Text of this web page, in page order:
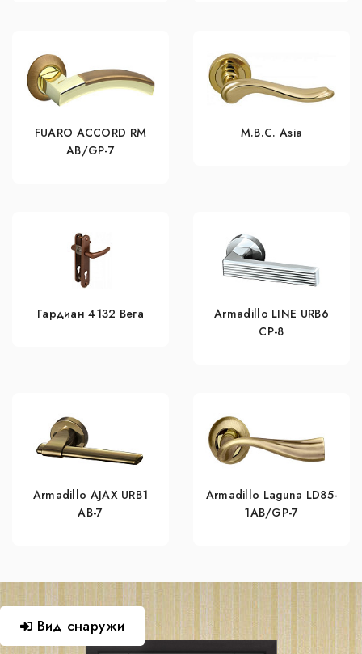
FUARO ACCORD RM
AB/GP-7
M.B.C. Asia
Гардиан 4132 Вега
Armadillo LINE URB6
CP-8
Armadillo AJAX URB1
АВ-7
Armadillo Laguna LD85-
1AB/GP-7
Вид снаружи